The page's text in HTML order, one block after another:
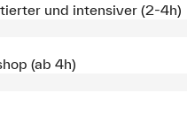
und intensiver (2-4h)
(ab 4h)